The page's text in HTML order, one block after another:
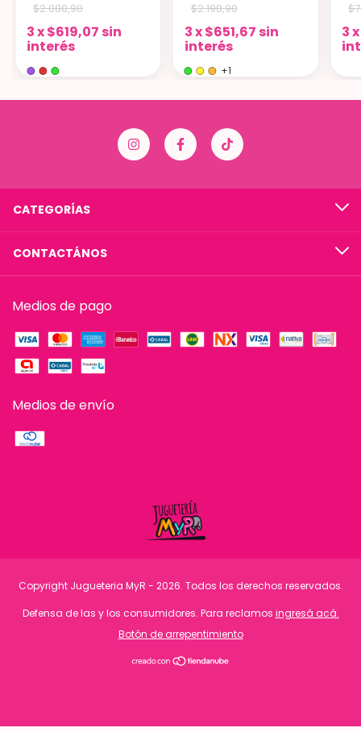
$2.088,90
3x$619,07 sin
interés
$2.198,90
3x$651,67 sin
interés
+1
3
CATEGORÍAS
CONTACTÁNOS
Medios de pago
Medios de envío
Copyright Jugueteria MyR - 2026. Todos los derechos reservados.
Defensa de las y los consumidores. Para reclamos ingresá acá.
Botón de arrepentimiento